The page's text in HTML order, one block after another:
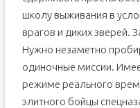
школу выживания в
врагов и диких зверей.
Нужно незаметно
одиночные миссии.
режиме реального
элитного бойцы